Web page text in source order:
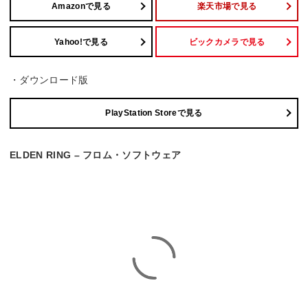
Amazonで見る 楽天市場で見る
Yahoo!で見る ビックカメラで見る
・ダウンロード版
PlayStation Storeで見る
ELDEN RING – フロム・ソフトウェア